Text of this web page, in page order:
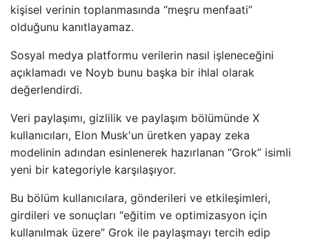
kişisel verinin toplanmasında “meşru menfaati”
olduğunu kanıtlayamaz.
Sosyal medya platformu verilerin nasıl işleneceğini
açıklamadı ve Noyb bunu başka bir ihlal olarak
değerlendirdi.
Veri paylaşımı, gizlilik ve paylaşım bölümünde X
kullanıcıları, Elon Musk'un üretken yapay zeka
modelinin adından esinlenerek hazırlanan “Grok” isimli
yeni bir kategoriyle karşılaşıyor.
Bu bölüm kullanıcılara, gönderileri ve etkileşimleri,
girdileri ve sonuçları “eğitim ve optimizasyon için
kullanılmak üzere” Grok ile paylaşmayı tercih edip